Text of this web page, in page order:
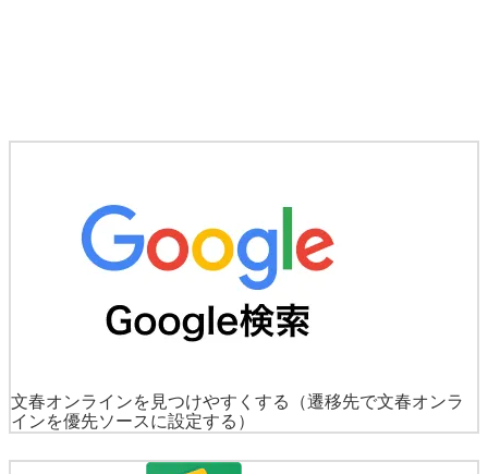
文春オンラインを見つけやすくする
（遷移先で文春オンラ
インを優先ソースに設定する）